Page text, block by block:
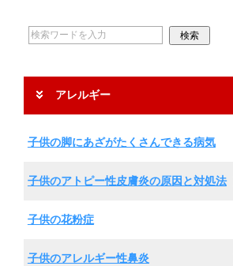
アレルギー
子供の脚にあざがたくさんできる病気
子供のアトピー性皮膚炎の原因と対処法
子供の花粉症
子供のアレルギー性鼻炎